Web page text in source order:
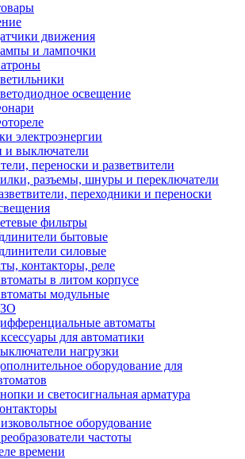
движения
и лампочки
освещение
электроэнергии
и выключатели
переноски и разветвители
разъемы, шнуры и переключатели
переходники и переноски
фильтры
бытовые
силовые
контакторы, реле
в литом корпусе
модульные
автоматы
для автоматики
нагрузки
оборудование для
и светосигнальная арматура
оборудование
частоты
времени